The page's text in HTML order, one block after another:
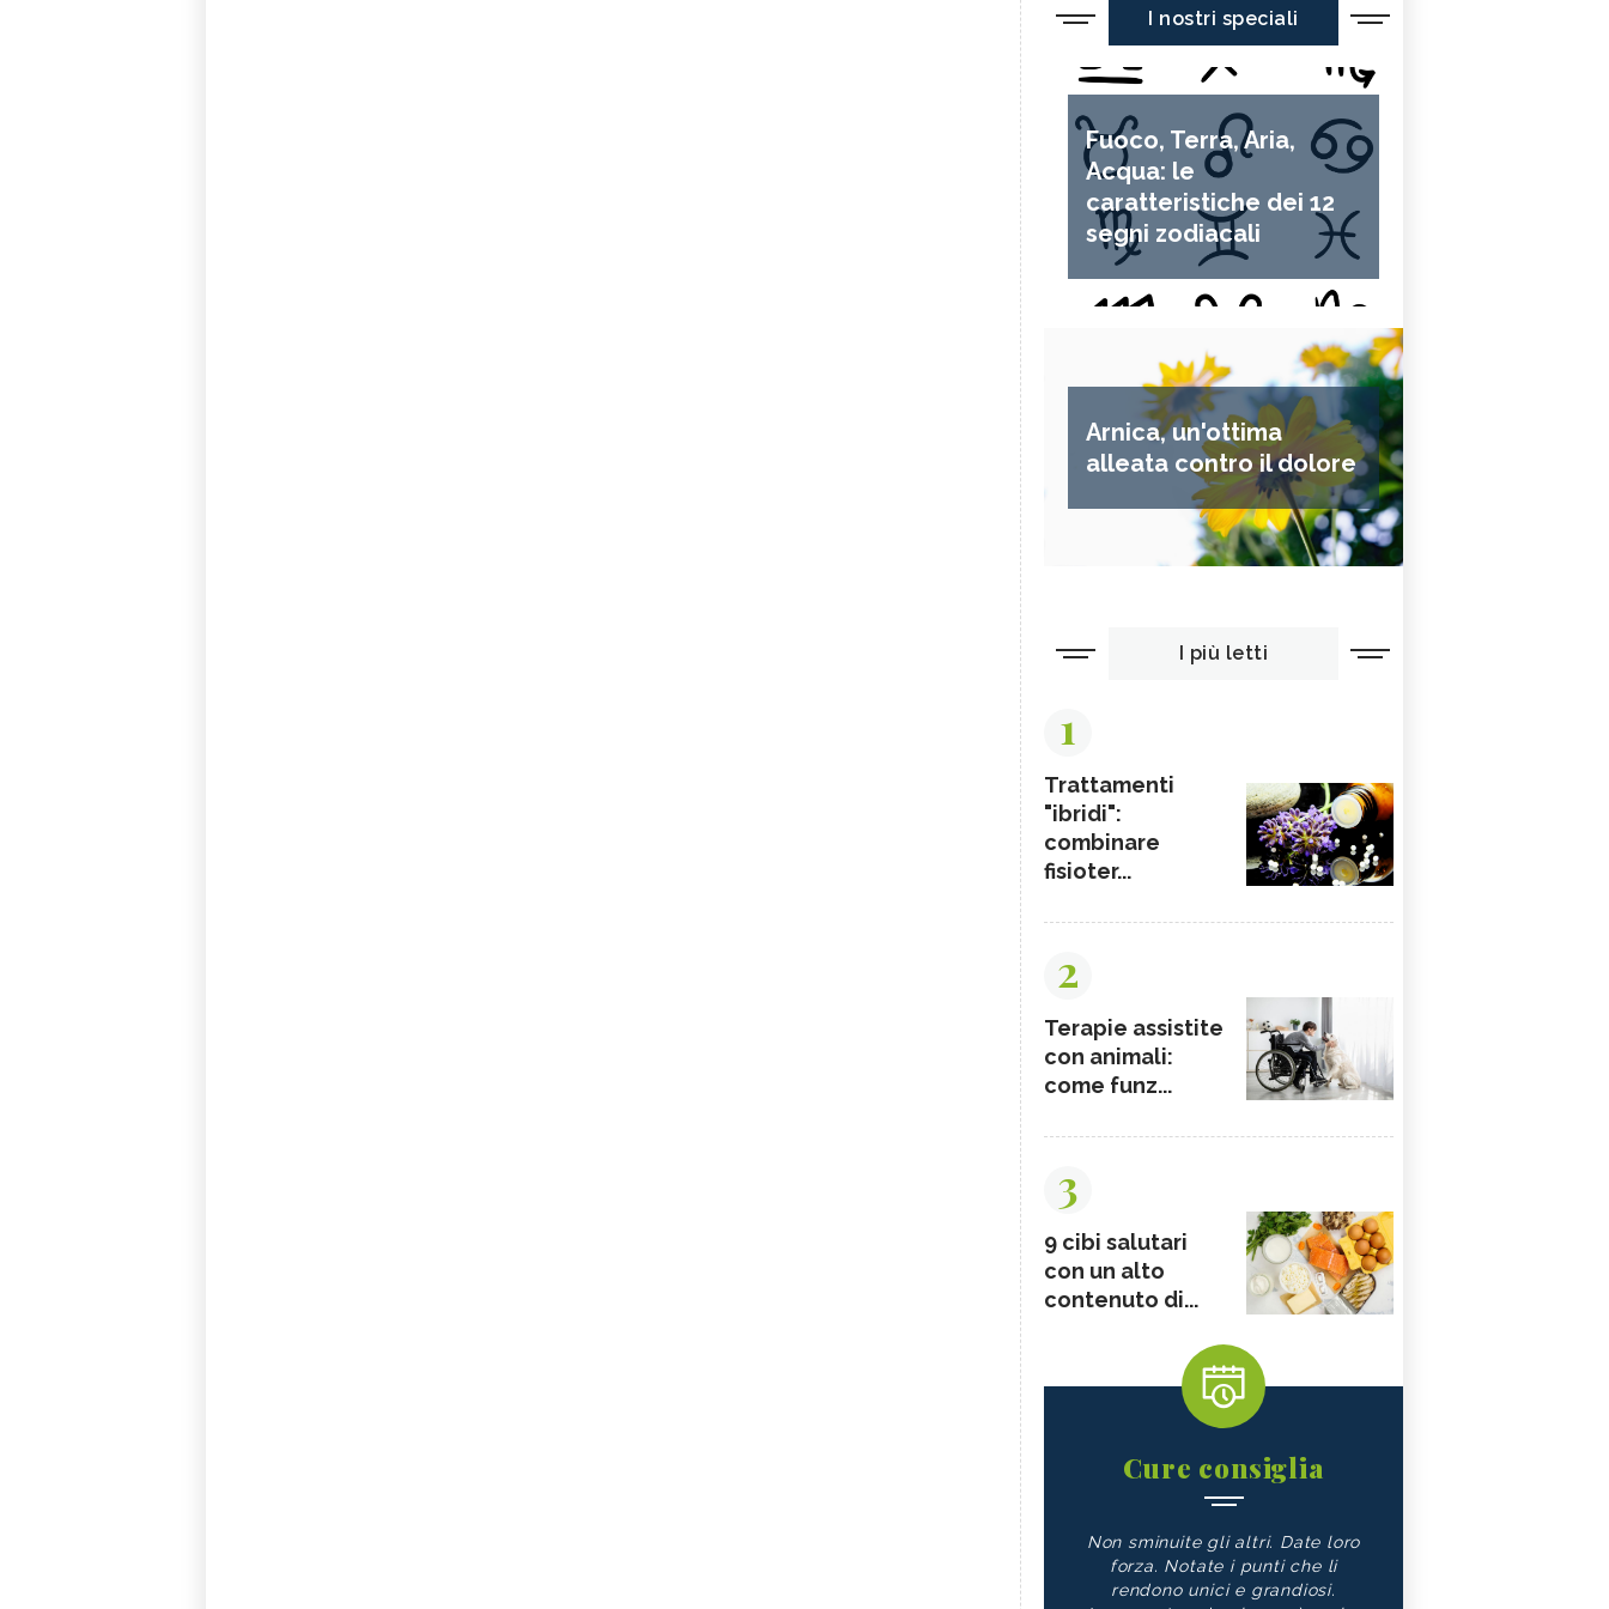
I nostri speciali
Fuoco, Terra, Aria,
Acqua: le
caratteristiche dei 12
segni zodiacali
Arnica, un'ottima
alleata contro il dolore
I più letti
1
Trattamenti
"ibridi":
combinare
fisioter...
2
Terapie assistite
con animali:
come funz...
3
9 cibi salutari
con un alto
contenuto di...
Cure consiglia
Non sminuite gli altri. Date loro
forza. Notate i punti che li
rendono unici e grandiosi.